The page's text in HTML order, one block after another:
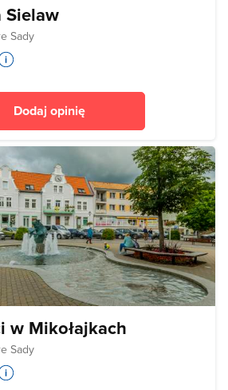
Sielaw
Sady
Dodaj opinię
w Mikołajkach
Sady